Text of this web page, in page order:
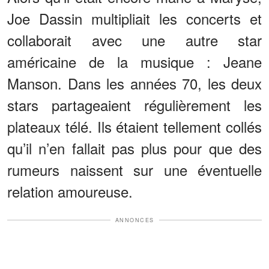
Joe Dassin multipliait les concerts et
collaborait avec une autre star
américaine de la musique : Jeane
Manson. Dans les années 70, les deux
stars partageaient régulièrement les
plateaux télé. Ils étaient tellement collés
qu’il n’en fallait pas plus pour que des
rumeurs naissent sur une éventuelle
relation amoureuse.
ANNONCES